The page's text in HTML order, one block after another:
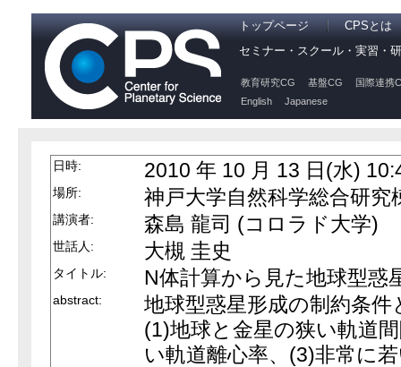
トップページ
CPSとは
セミナー・スクール・実習・
教育研究CG 基盤CG
国際連携
English
Japanese
日時: 2010 年 10 月 13 日(水)
場所: 神戸大学自然科学総合研究
講演者: 森島 龍司 (コロラド大学)
世話人: 大槻 圭史
タイトル: N体計算から見た地球型惑
abstract:
地球型惑星形成の制約条
(1)地球と金星の狭い軌道
い軌道離心率、(3)非常に